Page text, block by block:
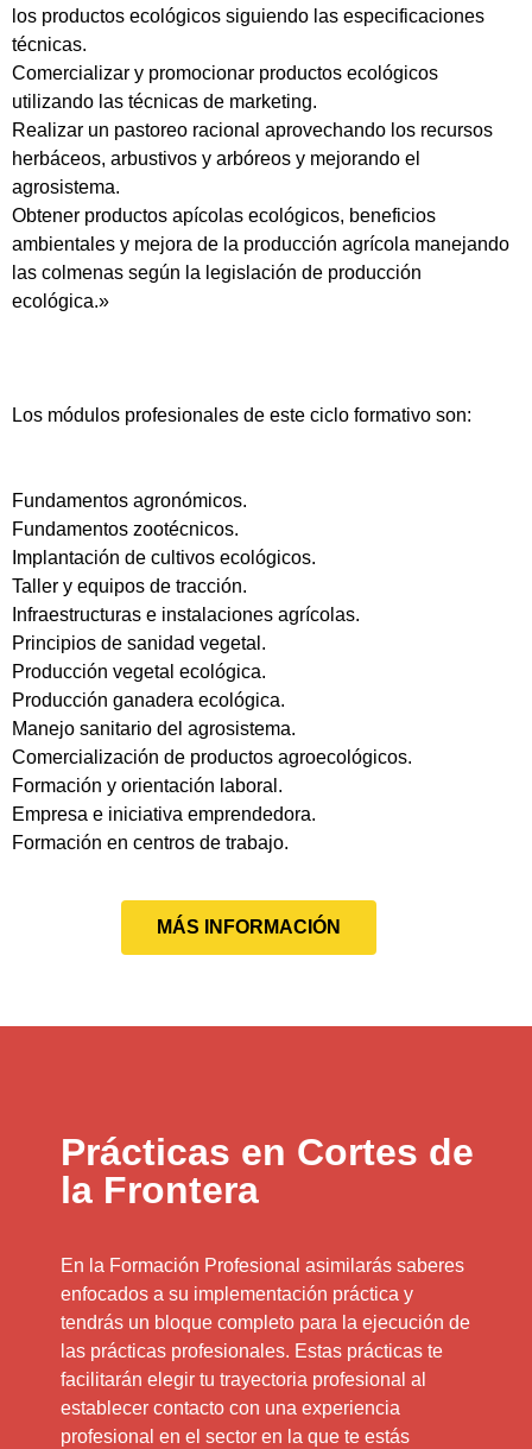
los productos ecológicos siguiendo las especificaciones
técnicas.
Comercializar y promocionar productos ecológicos
utilizando las técnicas de marketing.
Realizar un pastoreo racional aprovechando los recursos
herbáceos, arbustivos y arbóreos y mejorando el
agrosistema.
Obtener productos apícolas ecológicos, beneficios
ambientales y mejora de la producción agrícola manejando
las colmenas según la legislación de producción
ecológica.»
Los módulos profesionales de este ciclo formativo son:
Fundamentos agronómicos.
Fundamentos zootécnicos.
Implantación de cultivos ecológicos.
Taller y equipos de tracción.
Infraestructuras e instalaciones agrícolas.
Principios de sanidad vegetal.
Producción vegetal ecológica.
Producción ganadera ecológica.
Manejo sanitario del agrosistema.
Comercialización de productos agroecológicos.
Formación y orientación laboral.
Empresa e iniciativa emprendedora.
Formación en centros de trabajo.
MÁS INFORMACIÓN
Prácticas en Cortes de
la Frontera
En la Formación Profesional asimilarás saberes
enfocados a su implementación práctica y
tendrás un bloque completo para la ejecución de
las prácticas profesionales. Estas prácticas te
facilitarán elegir tu trayectoria profesional al
establecer contacto con una experiencia
profesional en el sector en la que te estás